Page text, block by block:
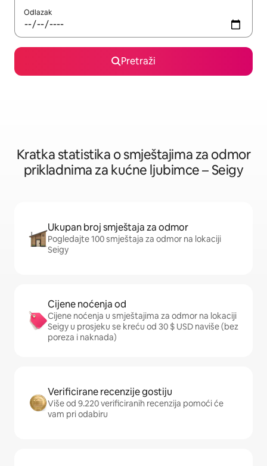
Odlazak
Pretraži
Kratka statistika o smještajima za odmor
prikladnima za kućne ljubimce – Seigy
Ukupan broj smještaja za odmor
Pogledajte 100 smještaja za odmor na lokaciji
Seigy
Cijene noćenja od
Cijene noćenja u smještajima za odmor na lokaciji
Seigy u prosjeku se kreću od 30 $ USD naviše (bez
poreza i naknada)
Verificirane recenzije gostiju
Više od 9.220 verificiranih recenzija pomoći će
vam pri odabiru